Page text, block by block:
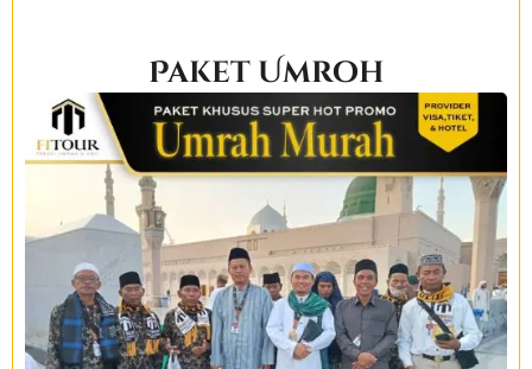
Paket Umroh